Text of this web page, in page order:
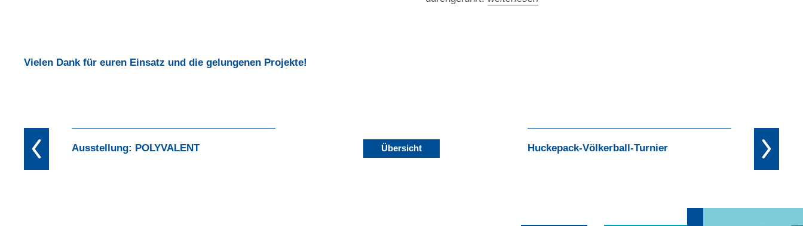
Vielen Dank für euren Einsatz und die gelungenen Projekte!
Ausstellung: POLYVALENT Übersicht Huckepack-Völkerball-Turnier